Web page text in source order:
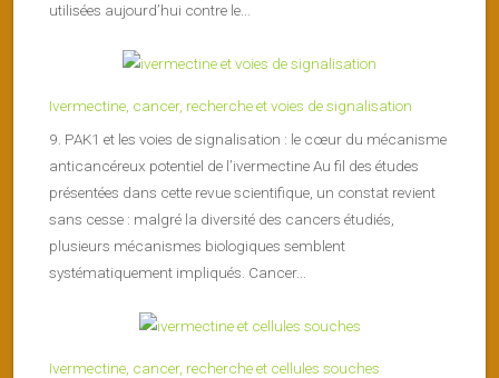
utilisées aujourd’hui contre le...
Ivermectine, cancer, recherche et voies de signalisation
9. PAK1 et les voies de signalisation : le cœur du mécanisme
anticancéreux potentiel de l’ivermectine Au fil des études
présentées dans cette revue scientifique, un constat revient
sans cesse : malgré la diversité des cancers étudiés,
plusieurs mécanismes biologiques semblent
systématiquement impliqués. Cancer...
Ivermectine, cancer, recherche et cellules souches